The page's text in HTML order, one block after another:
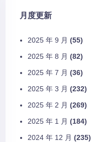
月度更新
2025 年 9 月 (55)
2025 年 8 月 (82)
2025 年 7 月 (36)
2025 年 3 月 (232)
2025 年 2 月 (269)
2025 年 1 月 (184)
2024 年 12 月 (235)